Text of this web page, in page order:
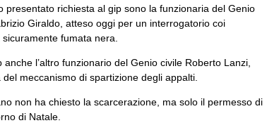
presentato richiesta al gip sono la funzionaria del Genio
Giraldo, atteso oggi per un interrogatorio coi
fumata nera.
l’altro funzionario del Genio civile Roberto Lanzi,
meccanismo di spartizione degli appalti.
non ha chiesto la scarcerazione, ma solo il permesso di
di Natale.